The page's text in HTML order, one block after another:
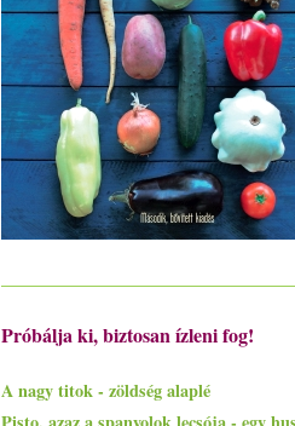
Próbálja ki, biztosan ízleni fog!
A nagy titok - zöldség alaplé